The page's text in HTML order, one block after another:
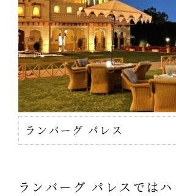
ランバーグ パレス
ランバーグ パレスでは